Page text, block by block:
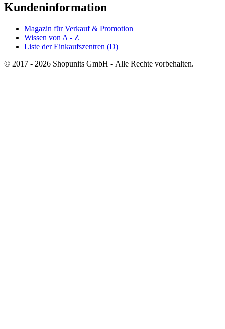
Kundeninformation
Magazin für Verkauf & Promotion
Wissen von A - Z
Liste der Einkaufszentren (D)
© 2017 - 2026 Shopunits GmbH - Alle Rechte vorbehalten.